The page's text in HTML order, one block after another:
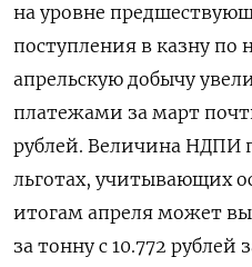
на уровне
поступления в казну
апрельскую добычу
платежами за март
рублей. Величина НДПИ
льготах, учитывающих
итогам апреля может
за тонну с 10.772 рублей